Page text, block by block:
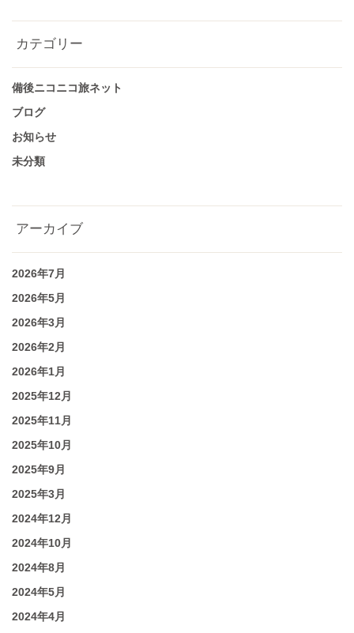
カテゴリー
備後ニコニコ旅ネット
ブログ
お知らせ
未分類
アーカイブ
2026年7月
2026年5月
2026年3月
2026年2月
2026年1月
2025年12月
2025年11月
2025年10月
2025年9月
2025年3月
2024年12月
2024年10月
2024年8月
2024年5月
2024年4月